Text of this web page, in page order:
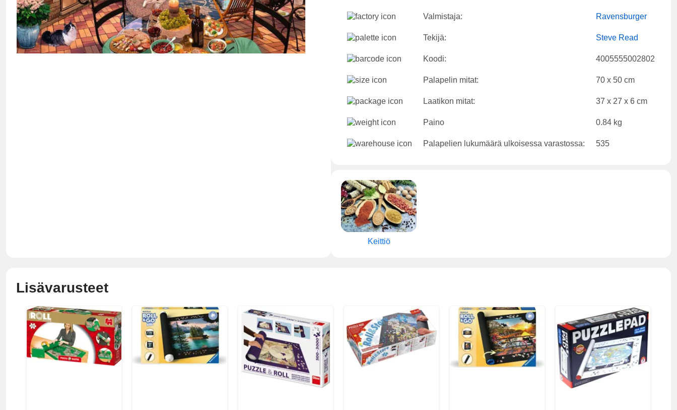
Valmistaja: Ravensburger
Tekijä: Steve Read
Koodi: 4005555002802
Palapelin mitat: 70 x 50 cm
Laatikon mitat: 37 x 27 x 6 cm
Paino 0.84 kg
Palapelien lukumäärä ulkoisessa varastossa: 535
Keittiö
Lisävarusteet